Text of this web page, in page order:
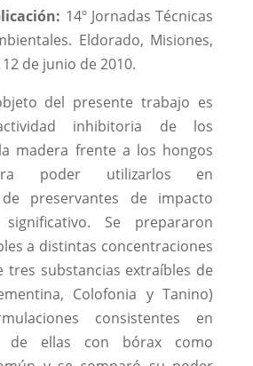
14º Jornadas Técnicas
Eldorado, Misiones,
de junio de 2010.
del presente trabajo es
inhibitoria de los
madera frente a los hongos
poder utilizarlos en
preservantes de impacto
Se prepararon
a distintas concentraciones
tres substancias extraíbles de
Colofonia y Tanino)
consistentes en
de ellas con bórax como